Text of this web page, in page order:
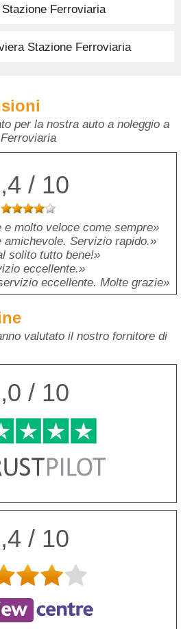
Ferroviaria
Stazione Ferroviaria
per la nostra auto a noleggio a
/ 10
molto veloce come sempre
amichevole. Servizio rapido.
solito tutto bene!
eccellente.
eccellente. Molte grazie
valutato il nostro fornitore di
/ 10
/ 10